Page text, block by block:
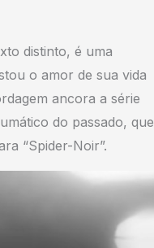
distinto, é uma
o amor de sua vida
ancora a série
do passado, que
“Spider-Noir”.